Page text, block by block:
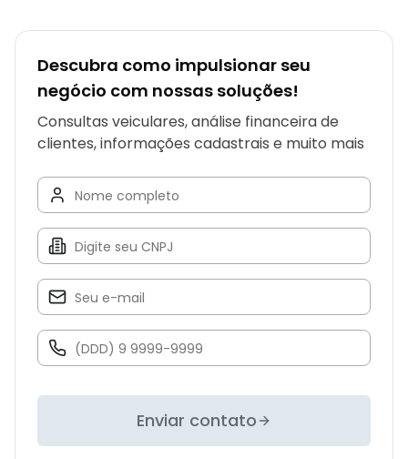
Descubra como impulsionar seu
negócio com nossas soluções!
Consultas veiculares, análise financeira de
clientes, informações cadastrais e muito mais
Enviar contato